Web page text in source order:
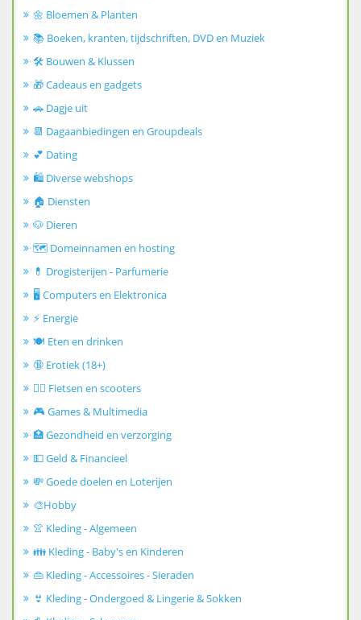
🌼 Bloemen & Planten
📚 Boeken, kranten, tijdschriften, DVD en Muziek
🛠️ Bouwen & Klussen
🎁 Cadeaus en gadgets
🚗 Dagje uit
📆 Dagaanbiedingen en Groupdeals
💕 Dating
🛍️ Diverse webshops
🏠 Diensten
🐶 Dieren
🗺️ Domeinnamen en hosting
💊 Drogisterijen - Parfumerie
🖥️ Computers en Elektronica
⚡ Energie
🍽️ Eten en drinken
🔞 Erotiek (18+)
🚴‍♂️ Fietsen en scooters
🎮 Games & Multimedia
🏥 Gezondheid en verzorging
💵 Geld & Financieel
💸 Goede doelen en Loterijen
🎨Hobby
👚 Kleding - Algemeen
👪 Kleding - Baby's en Kinderen
👜 Kleding - Accessoires - Sieraden
👙 Kleding - Ondergoed & Lingerie & Sokken